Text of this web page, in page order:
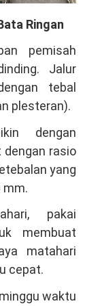
Ringan
pemisah
Jalur
tebal
plesteran).
dengan
rasio
yang
mm.
pakai
membuat
matahari
cepat.
waktu